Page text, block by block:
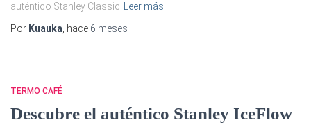
auténtico Stanley Classic Leer más
Por Kuauka, hace 6 meses
TERMO CAFÉ
Descubre el auténtico Stanley IceFlow